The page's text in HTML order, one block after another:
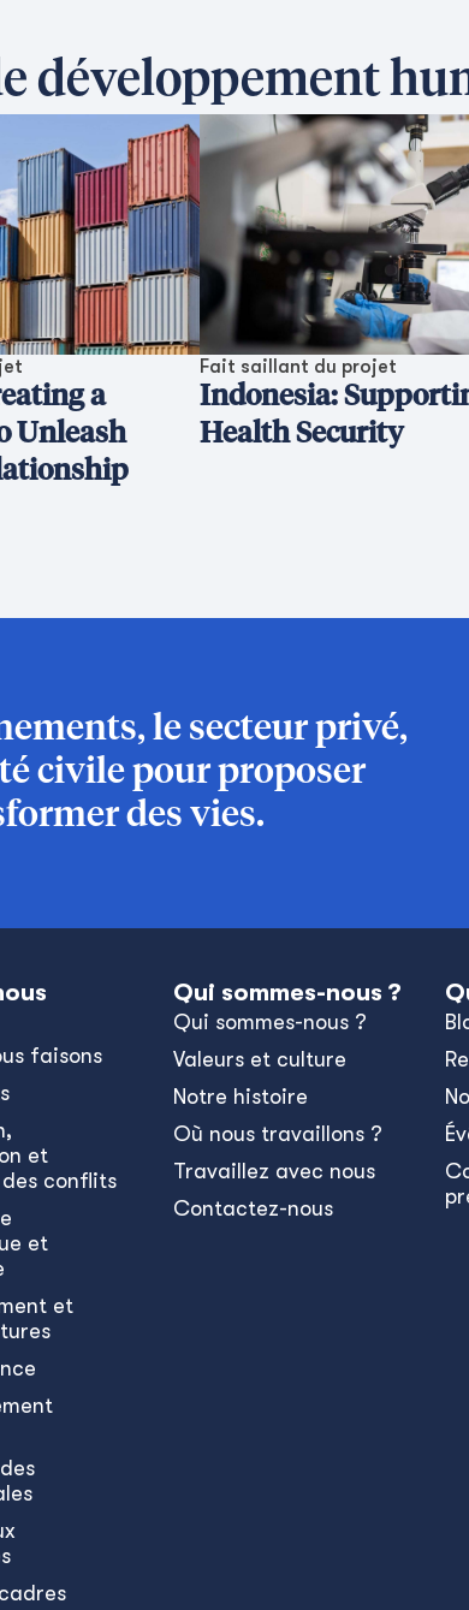
développement
a
Unleash
Fait saillant du projet
Indonesia:
Health Security
le secteur privé,
civile pour proposer
des vies.
faisons
et
conflits
et
et
Qui sommes-nous ?
Qui sommes-nous ?
Valeurs et culture
Notre histoire
Où nous travaillons ?
Travaillez avec nous
Contactez-nous